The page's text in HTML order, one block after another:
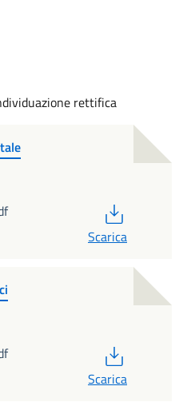
rettifica
Scarica
Scarica